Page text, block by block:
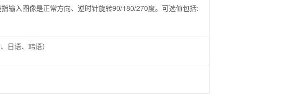
输入图像是正常方向、逆时针旋转90/180/270度。可选值包括:
日语、韩语）